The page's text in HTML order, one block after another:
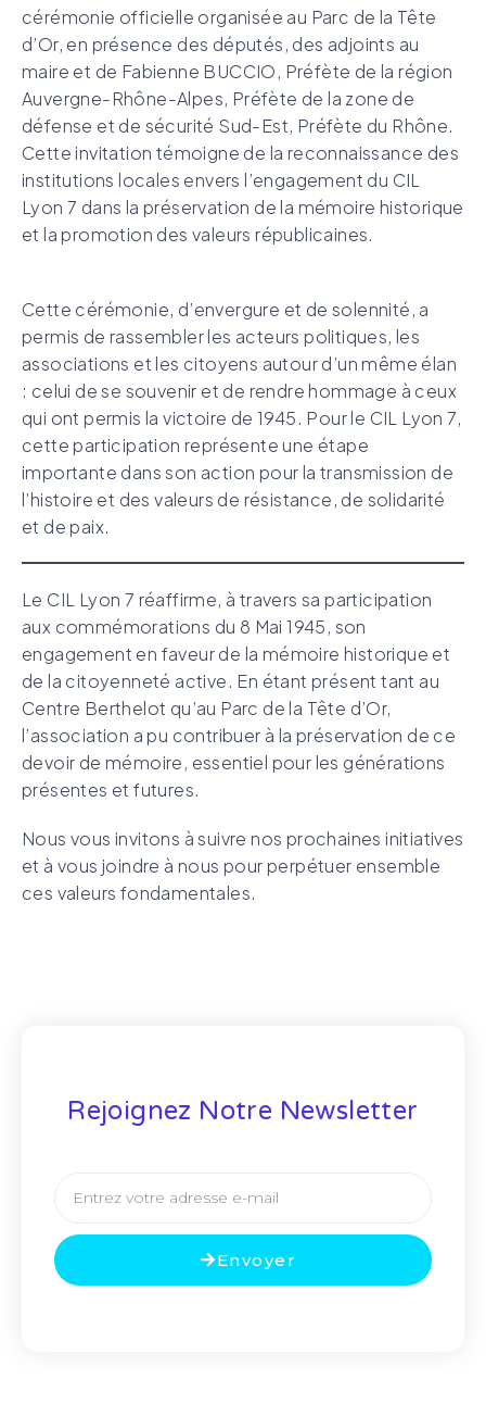
cérémonie officielle organisée au Parc de la Tête
d’Or, en présence des députés, des adjoints au
maire et de Fabienne BUCCIO, Préfète de la région
Auvergne-Rhône-Alpes, Préfète de la zone de
défense et de sécurité Sud-Est, Préfète du Rhône.
Cette invitation témoigne de la reconnaissance des
institutions locales envers l’engagement du CIL
Lyon 7 dans la préservation de la mémoire historique
et la promotion des valeurs républicaines.
Cette cérémonie, d’envergure et de solennité, a
permis de rassembler les acteurs politiques, les
associations et les citoyens autour d’un même élan
: celui de se souvenir et de rendre hommage à ceux
qui ont permis la victoire de 1945. Pour le CIL Lyon 7,
cette participation représente une étape
importante dans son action pour la transmission de
l’histoire et des valeurs de résistance, de solidarité
et de paix.
Le CIL Lyon 7 réaffirme, à travers sa participation
aux commémorations du 8 Mai 1945, son
engagement en faveur de la mémoire historique et
de la citoyenneté active. En étant présent tant au
Centre Berthelot qu’au Parc de la Tête d’Or,
l’association a pu contribuer à la préservation de ce
devoir de mémoire, essentiel pour les générations
présentes et futures.
Nous vous invitons à suivre nos prochaines initiatives
et à vous joindre à nous pour perpétuer ensemble
ces valeurs fondamentales.
Rejoignez Notre Newsletter
Envoyer